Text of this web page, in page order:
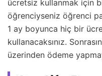
ücretsiz kullanmak için
öğrenciyseniz öğrenci
1 ay boyunca hiç bir
kullanacaksınız.
üzerinden ödeme